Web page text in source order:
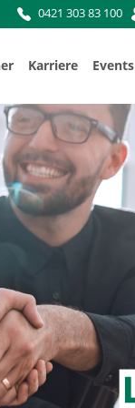
0421 303 83 100
Karriere Events